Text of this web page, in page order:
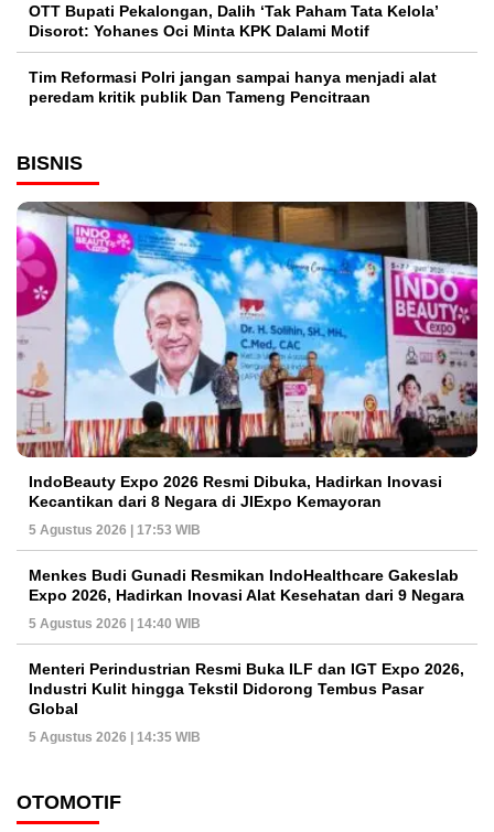
OTT Bupati Pekalongan, Dalih ‘Tak Paham Tata Kelola’
Disorot: Yohanes Oci Minta KPK Dalami Motif
Tim Reformasi Polri jangan sampai hanya menjadi alat
peredam kritik publik Dan Tameng Pencitraan
BISNIS
IndoBeauty Expo 2026 Resmi Dibuka, Hadirkan Inovasi
Kecantikan dari 8 Negara di JIExpo Kemayoran
5 Agustus 2026 | 17:53 WIB
Menkes Budi Gunadi Resmikan IndoHealthcare Gakeslab
Expo 2026, Hadirkan Inovasi Alat Kesehatan dari 9 Negara
5 Agustus 2026 | 14:40 WIB
Menteri Perindustrian Resmi Buka ILF dan IGT Expo 2026,
Industri Kulit hingga Tekstil Didorong Tembus Pasar
Global
5 Agustus 2026 | 14:35 WIB
OTOMOTIF